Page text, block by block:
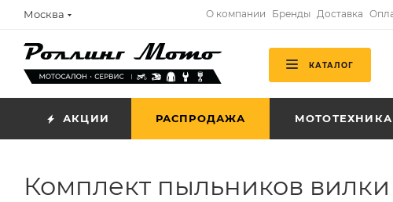
Москва О компании Бренды Доставка
КАТАЛОГ
АКЦИИ РАСПРОДАЖА МОТОТЕХНИКА
Комплект пыльников вилки